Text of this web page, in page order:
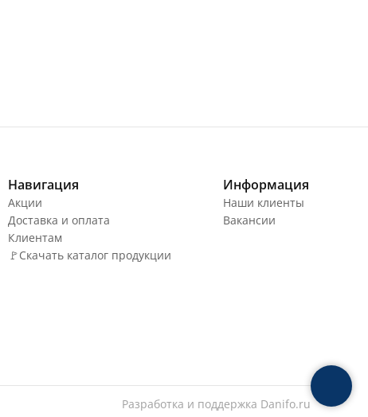
Навигация
Акции
Доставка и оплата
Клиентам
🚩Скачать каталог продукции
Информация
Наши клиенты
Вакансии
Разработка и поддержка Danifo.ru